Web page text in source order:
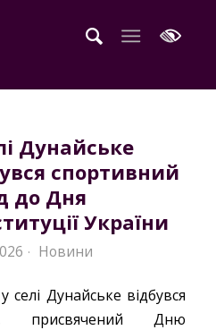
Дунайське
спортивний
до Дня
України
· Новини
Дунайське відбувся
присвячений Дню